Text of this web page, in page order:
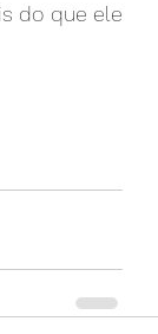
do que ele